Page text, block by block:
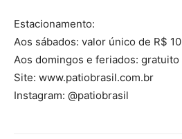
Estacionamento:
Aos sábados: valor único de R$ 10
Aos domingos e feriados: gratuito
Site: www.patiobrasil.com.br
Instagram: @patiobrasil